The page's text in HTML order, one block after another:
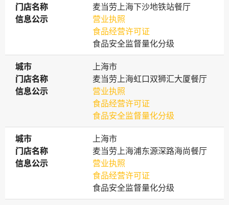
门店名称
门店名称
麦当劳上海下沙地铁站餐厅
信息公示
信息公示
营业执照
食品经营许可证
食品安全监督量化分级
城市
城市
上海市
门店名称
门店名称
麦当劳上海虹口双狮汇大厦餐厅
信息公示
信息公示
营业执照
食品经营许可证
食品安全监督量化分级
城市
城市
上海市
门店名称
门店名称
麦当劳上海浦东源深路海尚餐厅
信息公示
信息公示
营业执照
食品经营许可证
食品安全监督量化分级